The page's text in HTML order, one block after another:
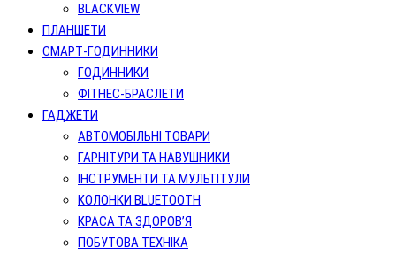
BLACKVIEW
ПЛАНШЕТИ
СМАРТ-ГОДИННИКИ
ГОДИННИКИ
ФІТНЕС-БРАСЛЕТИ
ГАДЖЕТИ
АВТОМОБІЛЬНІ ТОВАРИ
ГАРНІТУРИ ТА НАВУШНИКИ
ІНСТРУМЕНТИ ТА МУЛЬТІТУЛИ
КОЛОНКИ BLUETOOTH
КРАСА ТА ЗДОРОВ’Я
ПОБУТОВА ТЕХНІКА